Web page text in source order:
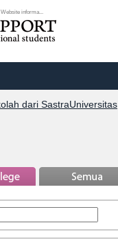
informa...
dari SastraUniversitas